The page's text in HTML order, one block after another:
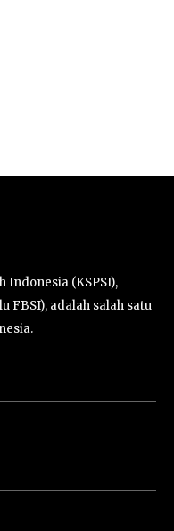
Indonesia (KSPSI),
FBSI), adalah salah satu